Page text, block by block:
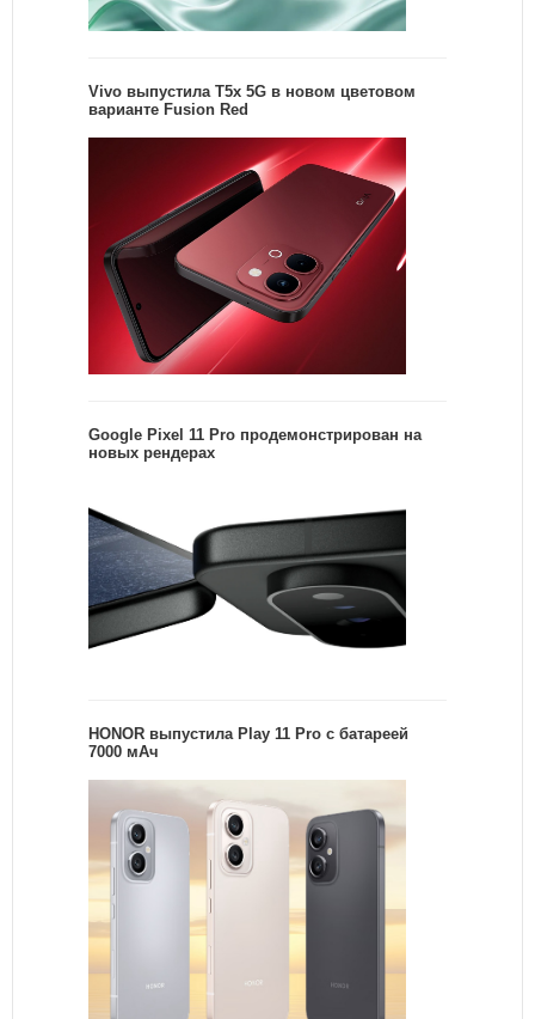
Vivo выпустила T5x 5G в новом цветовом
варианте Fusion Red
Google Pixel 11 Pro продемонстрирован на
новых рендерах
HONOR выпустила Play 11 Pro с батареей
7000 мАч